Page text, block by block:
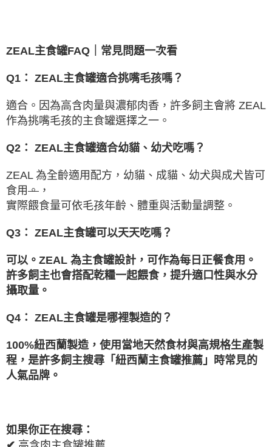
ZEAL主食罐FAQ ｜常見問題一次看
Q1 ： ZEAL主食罐適合挑嘴毛孩嗎？
適合。因為高含肉量與濃郁肉香，許多飼主會將 ZEAL
作為挑嘴毛孩的主食罐選擇之一。
Q2 ： ZEAL主食罐適合幼貓、幼犬吃嗎？
ZEAL 為全齡適用配方，幼貓、成貓、幼犬與成犬皆可
食用。 ，
實際餵食量可依毛孩年齡、體重與活動量調整。
Q3 ： ZEAL主食罐可以天天吃嗎？
可以。 ZEAL 為主食罐設計，可作為每日正餐食用。
許多飼主也會搭配乾糧一起餵食，提升適口性與水分
攝取量。
Q4 ： ZEAL主食罐是哪裡製造的？
100%紐西蘭製造，使用當地天然食材與高規格生產製
程，是許多飼主搜尋「紐西蘭主食罐推薦」時常見的
人氣品牌。
如果你正在搜尋：